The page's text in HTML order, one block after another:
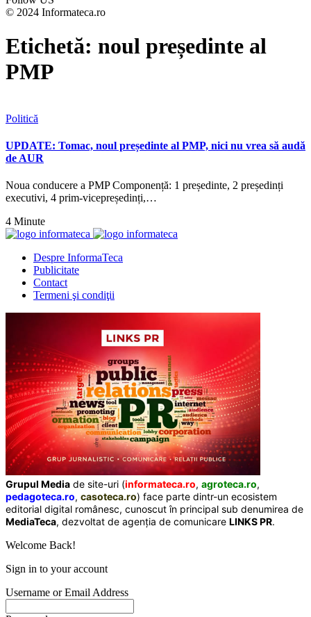
© 2024 Informateca.ro
Etichetă: noul președinte al
PMP
Politică
UPDATE: Tomac, noul președinte al PMP, nici nu vrea să audă
de AUR
Noua conducere a PMP Componență: 1 președinte, 2 președinți
executivi, 4 prim-vicepreședinți,…
4 Minute
Despre InformaTeca
Publicitate
Contact
Termeni şi condiţii
Grupul Media de site-uri (informateca.ro, agroteca.ro,
pedagoteca.ro, casoteca.ro) face parte dintr-un ecosistem
editorial digital românesc, cunoscut în principal sub denumirea de
MediaTeca, dezvoltat de agenția de comunicare LINKS PR.
Welcome Back!
Sign in to your account
Username or Email Address